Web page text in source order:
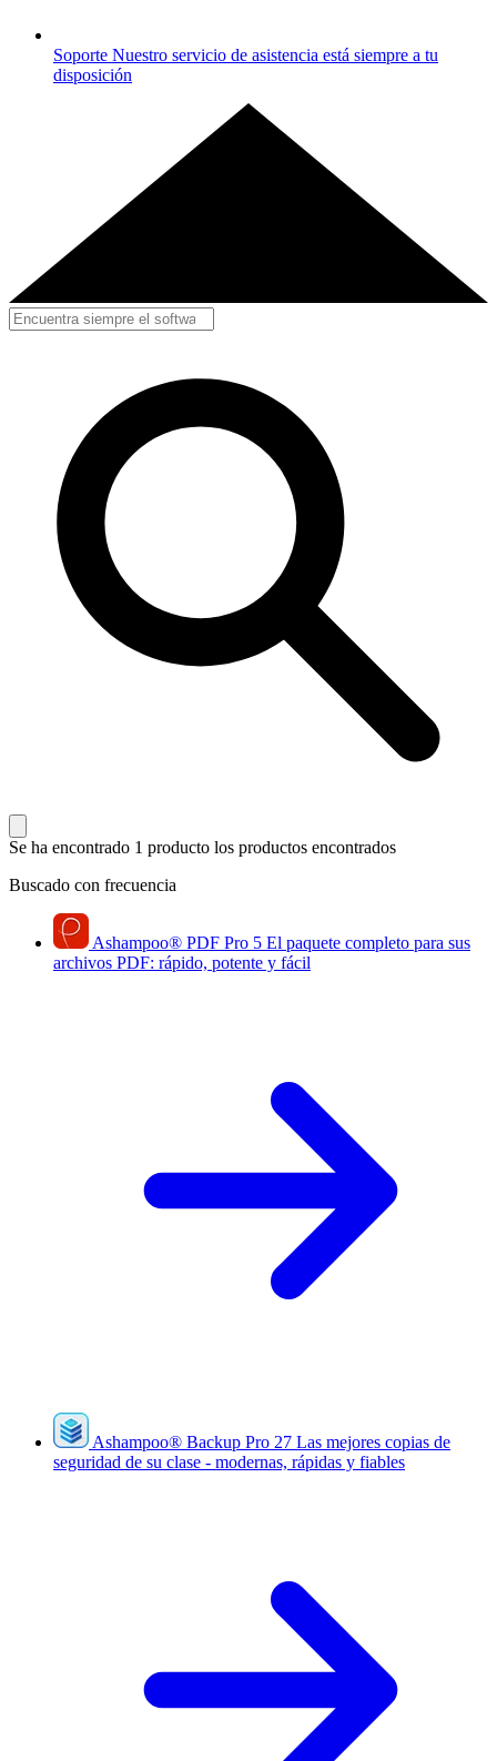
Soporte Nuestro servicio de asistencia está siempre a tu
disposición
Se ha encontrado 1 producto los productos encontrados
Buscado con frecuencia
Ashampoo® PDF Pro 5 El paquete completo para sus
archivos PDF: rápido, potente y fácil
Ashampoo® Backup Pro 27 Las mejores copias de
seguridad de su clase - modernas, rápidas y fiables